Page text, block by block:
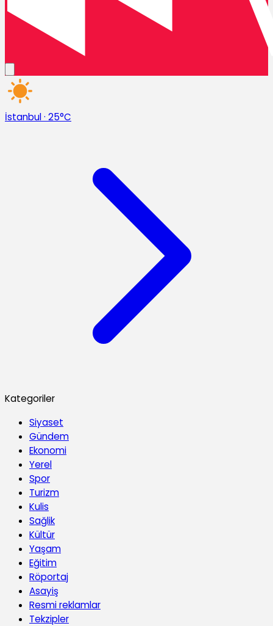
İstanbul· 25°C
Kategoriler
Siyaset
Gündem
Ekonomi
Yerel
Spor
Turizm
Kulis
Sağlik
Kültür
Yaşam
Eğitim
Röportaj
Asayiş
Resmi reklamlar
Tekzipler